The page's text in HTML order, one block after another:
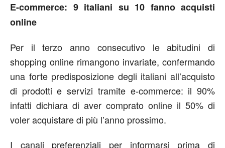
E-commerce: 9 italiani su 10 fanno acquisti
online
Per il terzo anno consecutivo le abitudini di
shopping online rimangono invariate, confermando
una forte predisposizione degli italiani all’acquisto
di prodotti e servizi tramite e-commerce: il 90%
infatti dichiara di aver comprato online il 50% di
voler acquistare di più l’anno prossimo.
I canali preferenziali per informarsi prima di